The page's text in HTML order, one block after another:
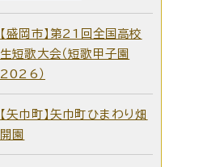
【盛岡市】第21回全国高校
生短歌大会（短歌甲子園
2026）
【矢巾町】矢巾町ひまわり畑
開園